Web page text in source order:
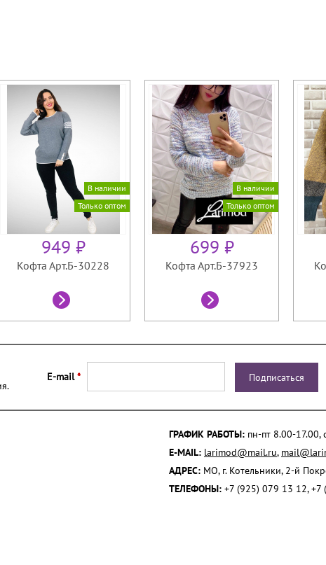
В наличии
Только оптом
949 ₽
Кофта Арт.Б-30228
В наличии
Только оптом
699 ₽
Кофта Арт.Б-37923
E-mail*
ГРАФИК РАБОТЫ: пн-пт 8.00-17.00,
E-MAIL: larimod@mail.ru,
АДРЕС: МО, г. Котельники, 2-й
ТЕЛЕФОНЫ: +7 (925) 079 13 12,